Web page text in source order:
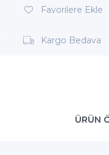
Favorilere Ekle
Kargo Bedava
ÜRÜN